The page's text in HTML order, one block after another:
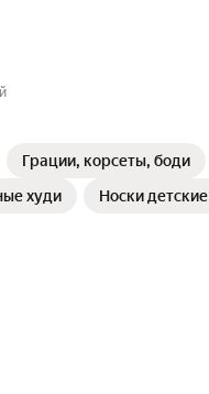
Грации, корсеты, боди
худи Носки детские